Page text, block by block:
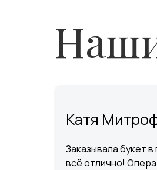
Катя
Заказывала букет
всё отлично!